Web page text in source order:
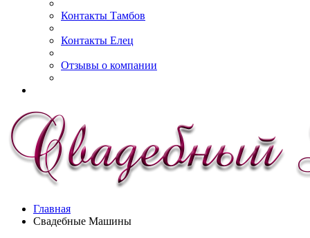
Контакты Тамбов
Контакты Елец
Отзывы о компании
Главная
Свадебные Машины